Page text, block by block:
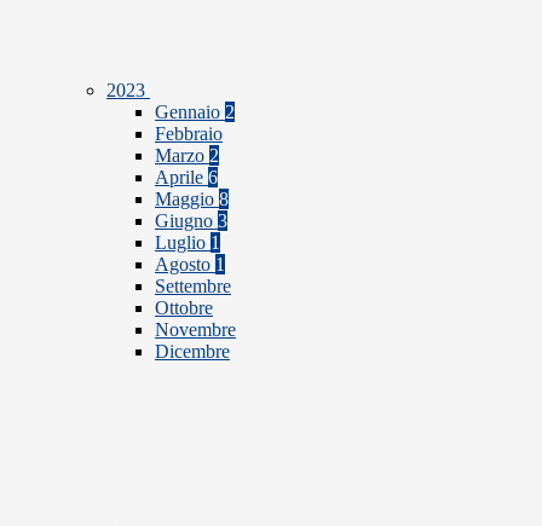
2023
Gennaio 2
Febbraio
Marzo 2
Aprile 6
Maggio 8
Giugno 3
Luglio 1
Agosto 1
Settembre
Ottobre
Novembre
Dicembre